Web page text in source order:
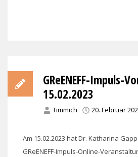
GReENEFF-Impuls-
15.02.2023
Timmich 20. Februar
Am 15.02.2023 hat Dr. Katharina
GReENEFF-Impuls-Online-